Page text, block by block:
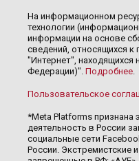
На информационном
технологии
информации на основе
сведений, относящихся к
"Интернет", находящихся
Федерации)". Подробнее.
Пользовательское
*Meta Platforms признана
деятельность в России
социальные сети
России. Экстремистские